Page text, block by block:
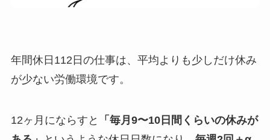
年間休日112日の仕事は、平均よりも少しだけ休み
が少ない労働環境です。
12ヶ月にならすと
「毎月9〜10日間くらいの休みが